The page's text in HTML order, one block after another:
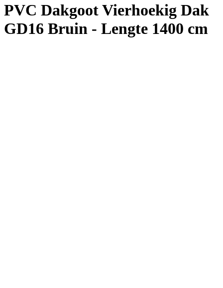
PVC Dakgoot Vierhoekig Dak
GD16 Bruin - Lengte 1400 cm